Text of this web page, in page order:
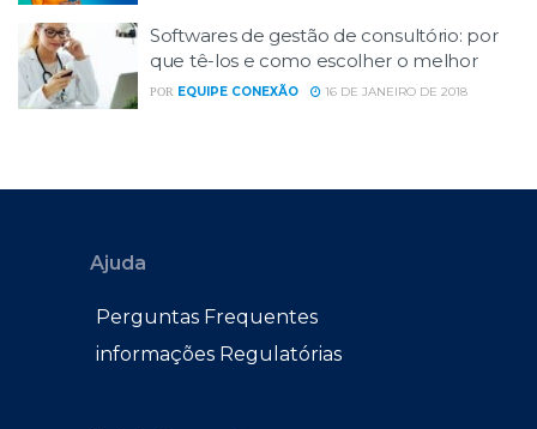
Softwares de gestão de consultório: por
que tê-los e como escolher o melhor
POR EQUIPE CONEXÃO 16 DE JANEIRO DE 2018
Ajuda
Perguntas Frequentes
informações Regulatórias